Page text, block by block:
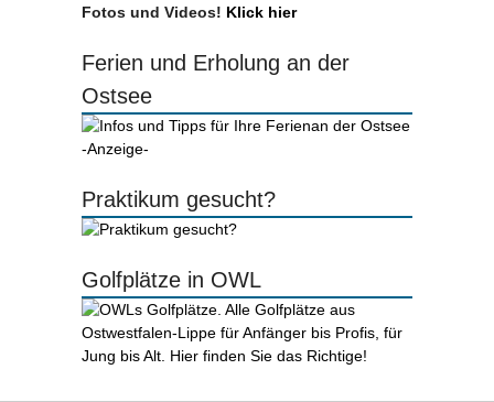
Fotos und Videos! Klick hier
Ferien und Erholung an der
Ostsee
-Anzeige-
Praktikum gesucht?
Golfplätze in OWL